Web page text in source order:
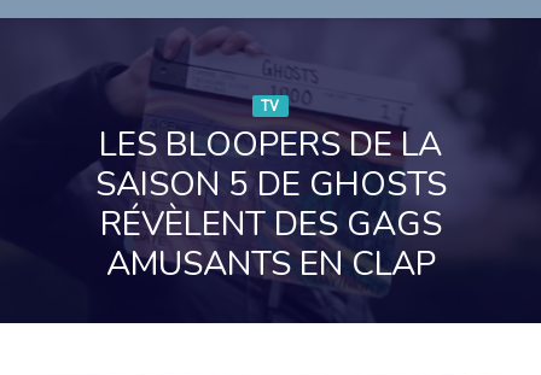
TV
LES BLOOPERS DE LA
SAISON 5 DE GHOSTS
RÉVÈLENT DES GAGS
AMUSANTS EN CLAP